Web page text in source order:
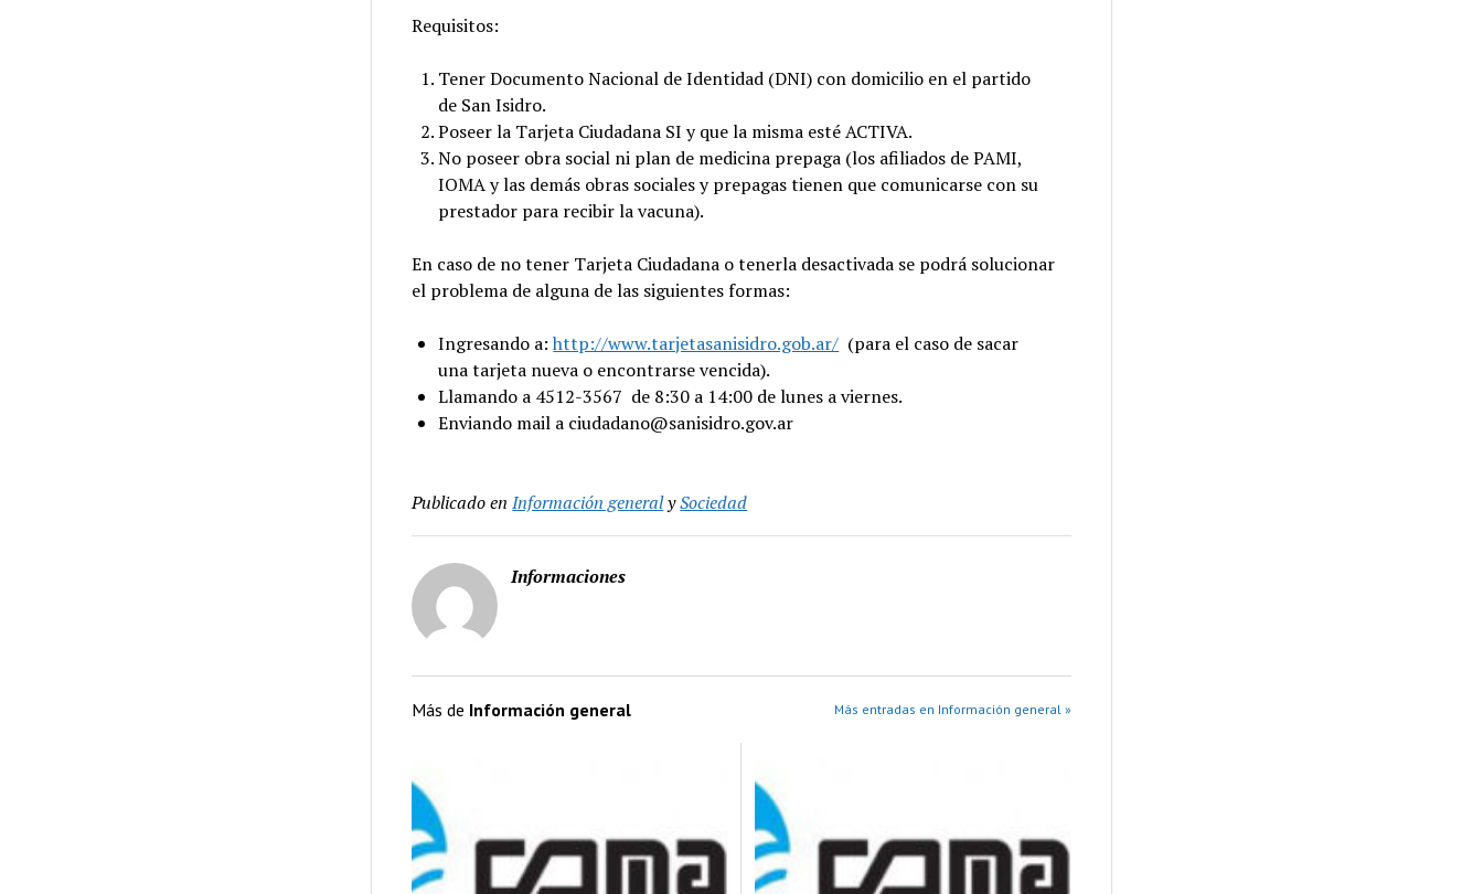
Requisitos:
Tener Documento Nacional de Identidad (DNI) con domicilio en el partido
de San Isidro.
Poseer la Tarjeta Ciudadana SI y que la misma esté ACTIVA.
No poseer obra social ni plan de medicina prepaga (los afiliados de PAMI,
IOMA y las demás obras sociales y prepagas tienen que comunicarse con su
prestador para recibir la vacuna).
En caso de no tener Tarjeta Ciudadana o tenerla desactivada se podrá solucionar
el problema de alguna de las siguientes formas:
Ingresando a:http://www.tarjetasanisidro.gob.ar/ (para el caso de sacar
una tarjeta nueva o encontrarse vencida).
Llamando a 4512-3567 de 8:30 a 14:00 de lunes a viernes.
Enviando mail a ciudadano@sanisidro.gov.ar
Publicado en Información generalySociedad
Informaciones
Más de Información general Más entradas en Información general »